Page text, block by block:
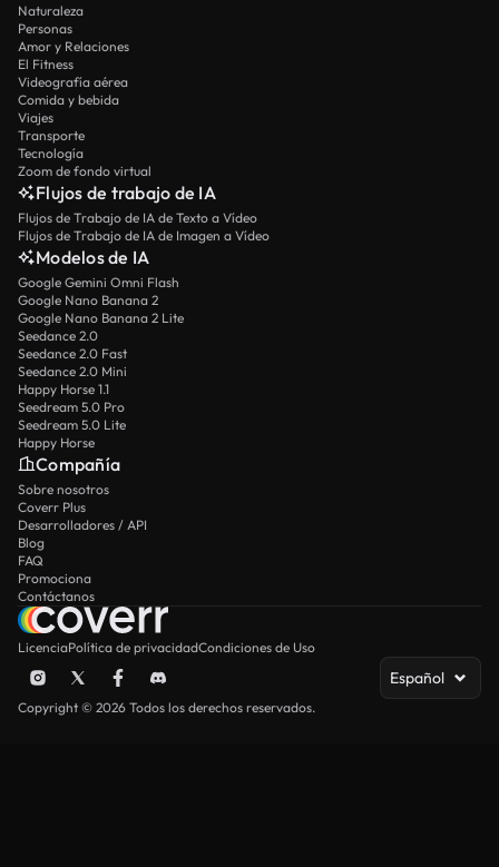
Naturaleza
Personas
Amor y Relaciones
El Fitness
Videografía aérea
Comida y bebida
Viajes
Transporte
Tecnología
Zoom de fondo virtual
Flujos de trabajo de IA
Flujos de Trabajo de IA de Texto a Vídeo
Flujos de Trabajo de IA de Imagen a Vídeo
Modelos de IA
Google Gemini Omni Flash
Google Nano Banana 2
Google Nano Banana 2 Lite
Seedance 2.0
Seedance 2.0 Fast
Seedance 2.0 Mini
Happy Horse 1.1
Seedream 5.0 Pro
Seedream 5.0 Lite
Happy Horse
Compañía
Sobre nosotros
Coverr Plus
Desarrolladores / API
Blog
FAQ
Promociona
Contáctanos
LicenciaPolítica de privacidadCondiciones de Uso
Español
Copyright © 2026 Todos los derechos reservados.